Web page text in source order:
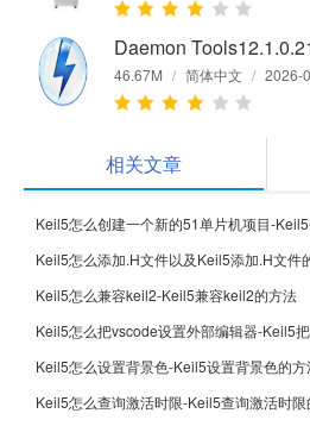
Daemon
46.67M / 简体中文 / 2026-
相关文章
Keil5怎么添加.H文件以及Keil5添加.H文件
Keil5怎么兼容keil2-Keil5兼容keil2的方法
Keil5怎么设置背景色-Keil5设置背景色的方
Keil5怎么查询激活时限-Keil5查询激活时